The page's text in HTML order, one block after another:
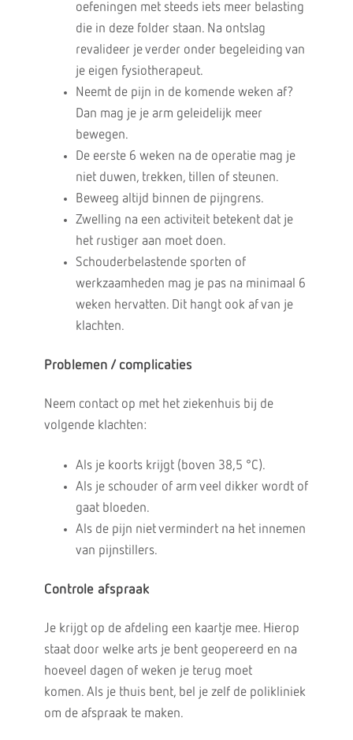
oefeningen met steeds iets meer belasting
die in deze folder staan. Na ontslag
revalideer je verder onder begeleiding van
je eigen fysiotherapeut.
Neemt de pijn in de komende weken af?
Dan mag je je arm geleidelijk meer
bewegen.
De eerste 6 weken na de operatie mag je
niet duwen, trekken, tillen of steunen.
Beweeg altijd binnen de pijngrens.
Zwelling na een activiteit betekent dat je
het rustiger aan moet doen.
Schouderbelastende sporten of
werkzaamheden mag je pas na minimaal 6
weken hervatten. Dit hangt ook af van je
klachten.
Problemen / complicaties
Neem contact op met het ziekenhuis bij de
volgende klachten:
Als je koorts krijgt (boven 38,5 °C).
Als je schouder of arm veel dikker wordt of
gaat bloeden.
Als de pijn niet vermindert na het innemen
van pijnstillers.
Controle afspraak
Je krijgt op de afdeling een kaartje mee. Hierop
staat door welke arts je bent geopereerd en na
hoeveel dagen of weken je terug moet
komen. Als je thuis bent, bel je zelf de polikliniek
om de afspraak te maken.